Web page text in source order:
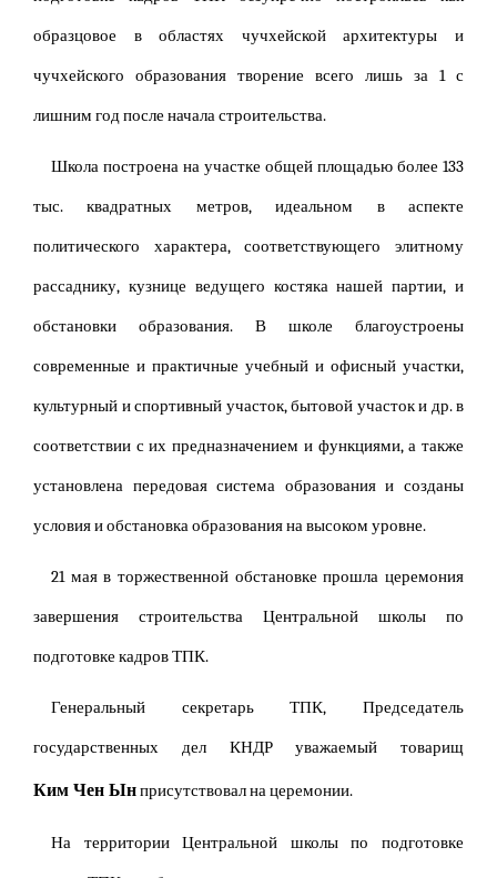
образцовое в областях чучхейской архитектуры и
чучхейского образования творение всего лишь за 1 с
лишним год после начала строительства.
Школа построена на участке общей площадью более 133
тыс. квадратных метров, идеальном в аспекте
политического характера, соответствующего элитному
рассаднику, кузнице ведущего костяка нашей партии, и
обстановки образования. В школе благоустроены
современные и практичные учебный и офисный участки,
культурный и спортивный участок, бытовой участок и др. в
соответствии с их предназначением и функциями, а также
установлена передовая система образования и созданы
условия и обстановка образования на высоком уровне.
21 мая в торжественной обстановке прошла церемония
завершения строительства Центральной школы по
подготовке кадров ТПК.
Генеральный секретарь ТПК, Председатель
государственных дел КНДР уважаемый товарищ
Ким Чен Ынприсутствовал на церемонии.
На территории Центральной школы по подготовке